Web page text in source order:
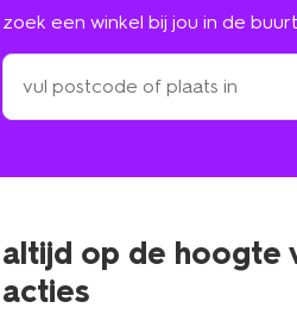
zoek een winkel bij jou in de buurt
zoek
een
winkel
in
altijd op de hoogte
acties